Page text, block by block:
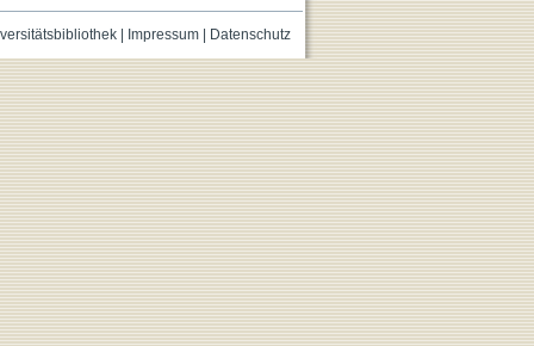
| Impressum| Datenschutz